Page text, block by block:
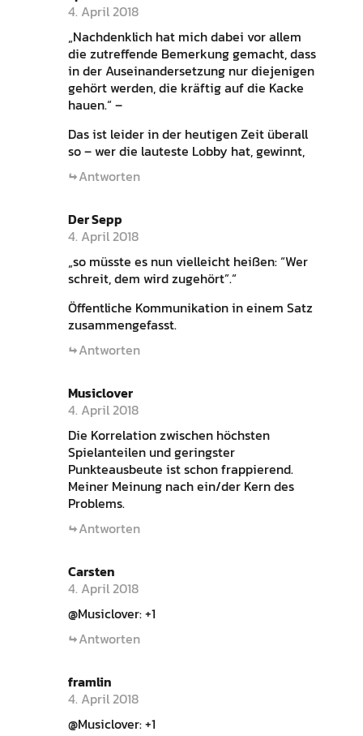
4. April 2018
„Nachdenklich hat mich dabei vor allem
die zutreffende Bemerkung gemacht, dass
in der Auseinandersetzung nur diejenigen
gehört werden, die kräftig auf die Kacke
hauen.“ –
Das ist leider in der heutigen Zeit überall
so – wer die lauteste Lobby hat, gewinnt,
Antworten
Der Sepp
4. April 2018
„so müsste es nun vielleicht heißen: “Wer
schreit, dem wird zugehört”.“
Öffentliche Kommunikation in einem Satz
zusammengefasst.
Antworten
Musiclover
4. April 2018
Die Korrelation zwischen höchsten
Spielanteilen und geringster
Punkteausbeute ist schon frappierend.
Meiner Meinung nach ein/der Kern des
Problems.
Antworten
Carsten
4. April 2018
@Musiclover: +1
Antworten
framlin
4. April 2018
@Musiclover: +1